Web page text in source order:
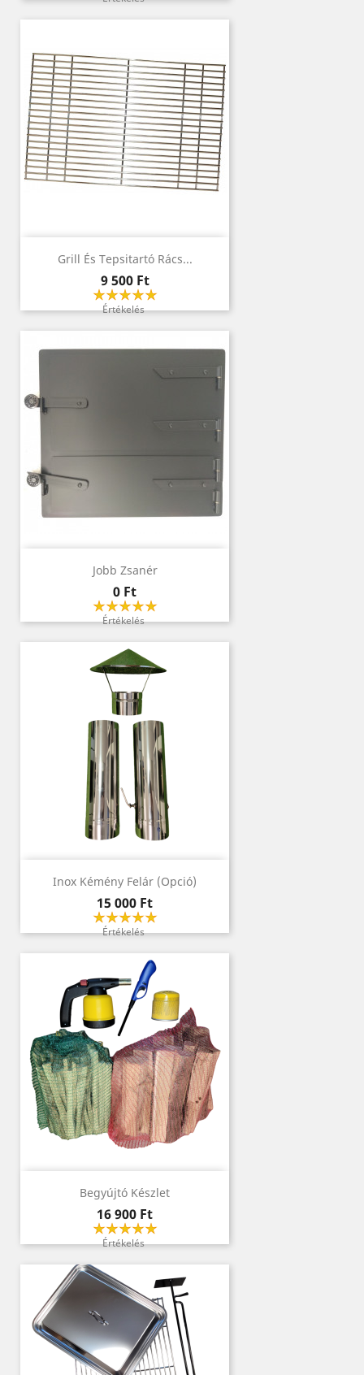
Grill És Tepsitartó Rács...
Ár
9 500 Ft
Értékelés
Jobb Zsanér
Ár
0 Ft
Értékelés
Inox Kémény Felár (opció)
Ár
15 000 Ft
Értékelés
Begyújtó Készlet
Ár
16 900 Ft
Értékelés